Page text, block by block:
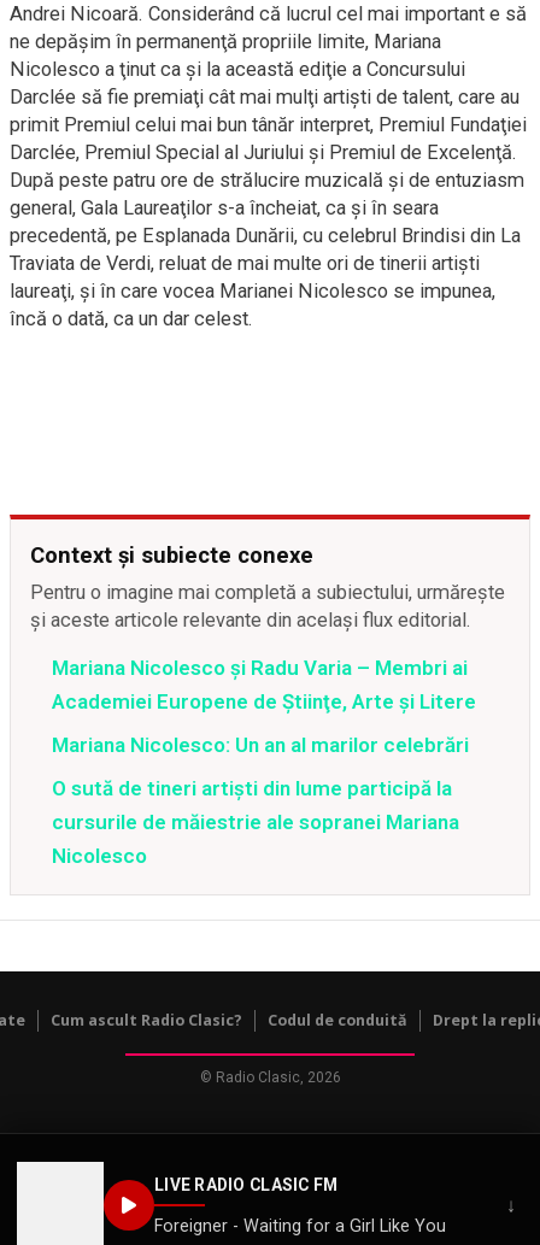
LIVE RADIO CLASIC FM
Foreigner - Waiting for a Girl Like You
↓
Andrei Nicoară. Considerând că lucrul cel mai important e să
ne depăşim în permanenţă propriile limite, Mariana
Nicolesco a ţinut ca şi la această ediţie a Concursului
Darclée să fie premiaţi cât mai mulţi artişti de talent, care au
primit Premiul celui mai bun tânăr interpret, Premiul Fundaţiei
Darclée, Premiul Special al Juriului şi Premiul de Excelenţă.
După peste patru ore de strălucire muzicală şi de entuziasm
general, Gala Laureaţilor s-a încheiat, ca şi în seara
precedentă, pe Esplanada Dunării, cu celebrul Brindisi din La
Traviata de Verdi, reluat de mai multe ori de tinerii artişti
laureaţi, şi în care vocea Marianei Nicolesco se impunea,
încă o dată, ca un dar celest.
Context și subiecte conexe
Pentru o imagine mai completă a subiectului, urmărește
și aceste articole relevante din același flux editorial.
Mariana Nicolesco şi Radu Varia – Membri ai
Academiei Europene de Ştiinţe, Arte şi Litere
Mariana Nicolesco: Un an al marilor celebrări
O sută de tineri artişti din lume participă la
cursurile de măiestrie ale sopranei Mariana
Nicolesco
Cum ascult Radio Clasic? Codul de conduită Drept la
© Radio Clasic, 2026